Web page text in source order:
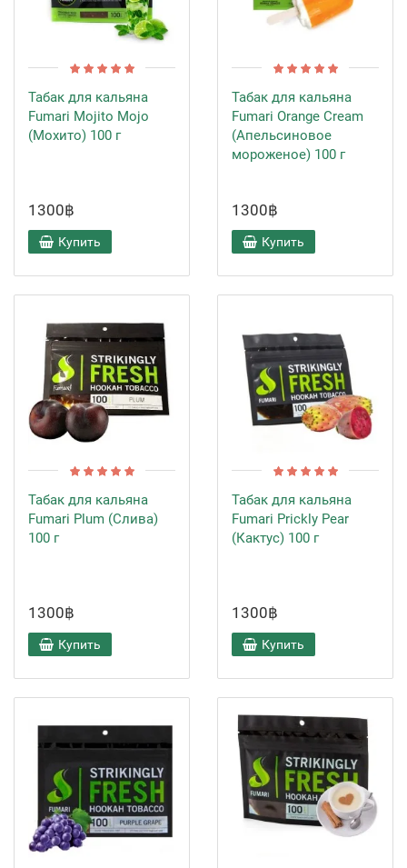
Табак для кальяна
Fumari Mojito Mojo
(Мохито) 100 г
1300฿
Купить
Табак для кальяна
Fumari Orange Cream
(Апельсиновое
мороженое) 100 г
1300฿
Купить
Табак для кальяна
Fumari Plum (Слива)
100 г
1300฿
Купить
Табак для кальяна
Fumari Prickly Pear
(Кактус) 100 г
1300฿
Купить